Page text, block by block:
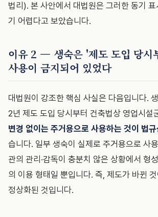
법리). 본 사안에서 대법원은 그러한 동기
기 어렵다고 보았습니다.
이유 2 — 생숙은 '제도 도입 당시
사용이 금지되어 있었다
대법원이 강조한 핵심 사실은 다음입니다.
2년 제도 도입 당시부터 건축법상 영업시설
변경 없이는 주거용으로 사용하는 것이 법규
습니다. 일부 생숙이 실제로 주거용으로 사
관의 관리·감독이 충분치 않은 상황에서 형
의 이용 형태일 뿐입니다. 즉, 제도가 바뀐 것
정상화된 것입니다.